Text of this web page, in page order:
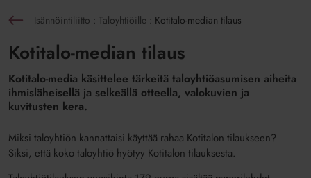
Isännöintiliitto :Taloyhtiöille : Kotitalo-median tilaus
Kotitalo-median tilaus
Kotitalo-media käsittelee tärkeitä taloyhtiöasumisen aiheita
ihmisläheisellä ja selkeällä otteella, valokuvien ja
kuvitusten kera.
Miksi taloyhtiön kannattaisi käyttää rahaa Kotitalon tilaukseen?
Siksi, että koko taloyhtiö hyötyy Kotitalon tilauksesta.